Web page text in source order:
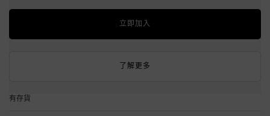
立即加入
了解更多
有存貨